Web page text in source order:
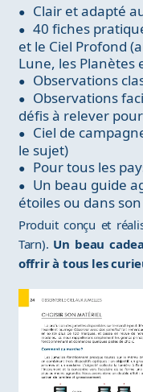
Clair et adapté
40 fiches
et le Ciel Profond
Lune, les Planètes
Observations
Observations
défis à relever
Ciel de
le sujet)
Pour tous les
Un beau guide
étoiles ou dans
Produit conçu et
Tarn). Un beau
offrir à tous les